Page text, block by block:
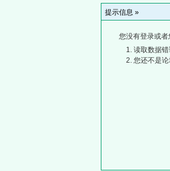
提示信息 »
您没有登录或
读取数据
您还不是